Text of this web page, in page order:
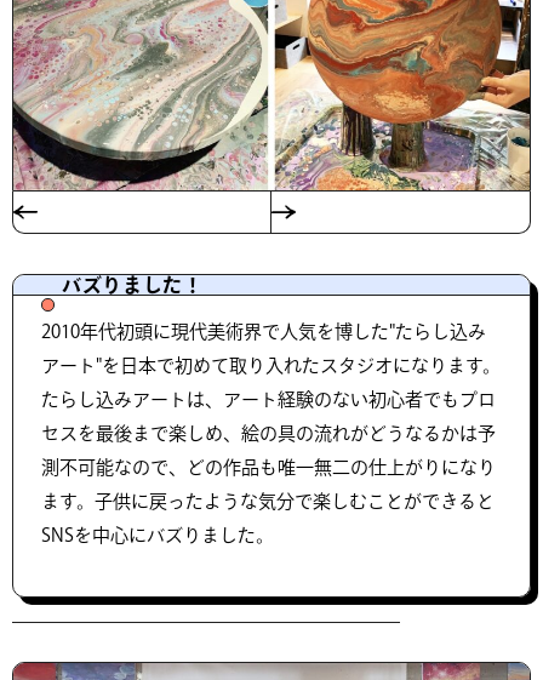
バズりました！
2010年代初頭に現代美術界で人気を博した"たらし込み
アート"を日本で初めて取り入れたスタジオになります。
たらし込みアートは、アート経験のない初心者でもプロ
セスを最後まで楽しめ、絵の具の流れがどうなるかは予
測不可能なので、どの作品も唯一無二の仕上がりになり
ます。子供に戻ったような気分で楽しむことができると
SNSを中心にバズりました。